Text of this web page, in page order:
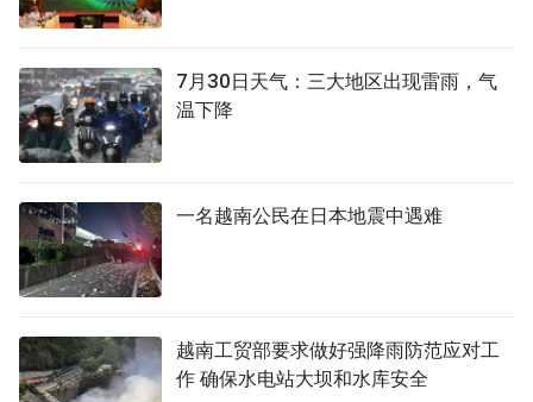
7月30日天气：三大地区出现雷雨，气
温下降
一名越南公民在日本地震中遇难
越南工贸部要求做好强降雨防范应对工
作 确保水电站大坝和水库安全